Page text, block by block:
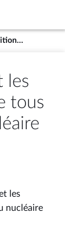
Améliorer le statut et les conditions de travail de tous les travailleurs du nucléaire
les
tous
les
nucléaire